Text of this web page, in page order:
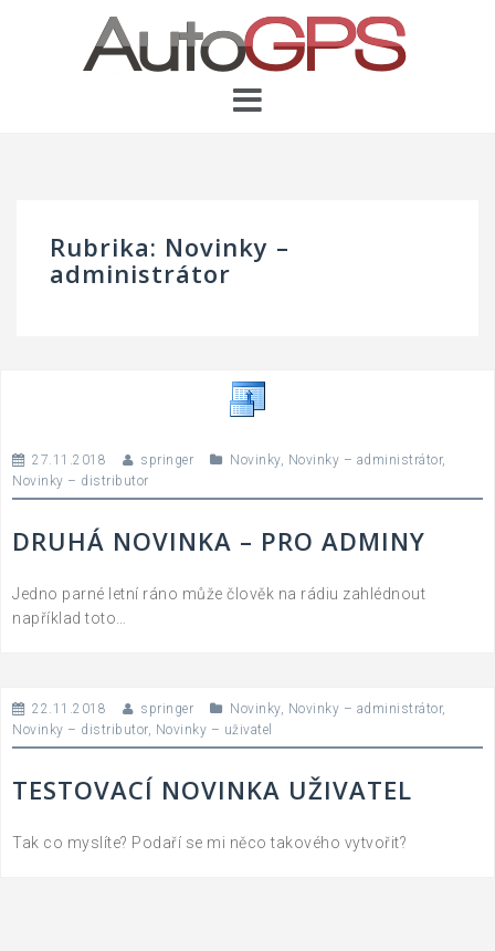
Rubrika: Novinky –
administrátor
27.11.2018 springer Novinky, Novinky – administrátor,
Novinky – distributor
DRUHÁ NOVINKA – PRO ADMINY
Jedno parné letní ráno může člověk na rádiu zahlédnout
například toto…
22.11.2018 springer Novinky, Novinky – administrátor,
Novinky – distributor, Novinky – uživatel
TESTOVACÍ NOVINKA UŽIVATEL
Tak co myslíte? Podaří se mi něco takového vytvořit?